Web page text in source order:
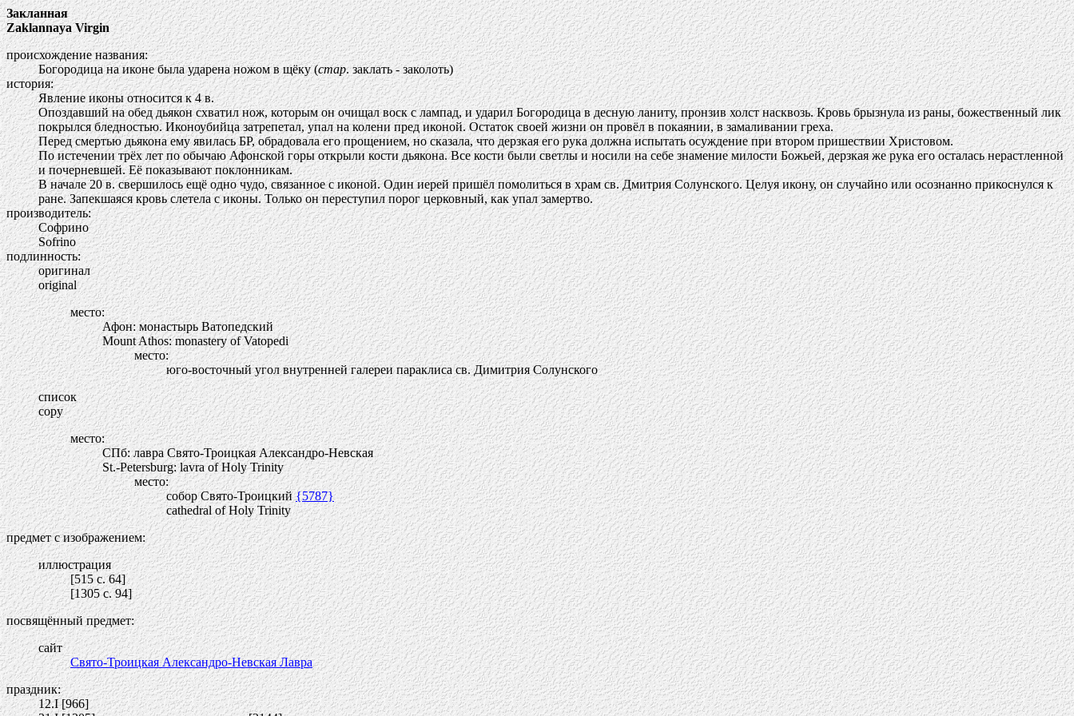
Закланная
Zaklannaya Virgin
происхождение названия:
Богородица на иконе была ударена ножом в щёку (стар. заклать - заколоть)
история:
Явление иконы относится к 4 в.
Опоздавший на обед дьякон схватил нож, которым он очищал воск с лампад, и ударил Богородица в десную ланиту, пронзив холст насквозь. Кровь брызнула из раны, божественный лик
покрылся бледностью. Иконоубийца затрепетал, упал на колени пред иконой. Остаток своей жизни он провёл в покаянии, в замаливании греха.
Перед смертью дьякона ему явилась БР, обрадовала его прощением, но сказала, что дерзкая его рука должна испытать осуждение при втором пришествии Христовом.
По истечении трёх лет по обычаю Афонской горы открыли кости дьякона. Все кости были светлы и носили на себе знамение милости Божьей, дерзкая же рука его осталась нерастленной
и почерневшей. Её показывают поклонникам.
В начале 20 в. свершилось ещё одно чудо, связанное с иконой. Один иерей пришёл помолиться в храм св. Дмитрия Солунского. Целуя икону, он случайно или осознанно прикоснулся к
ране. Запекшаяся кровь слетела с иконы. Только он переступил порог церковный, как упал замертво.
производитель:
Софрино
Sofrino
подлинность:
оригинал
original
место:
Афон: монастырь Ватопедский
Mount Athos: monastery of Vatopedi
место:
юго-восточный угол внутренней галереи параклиса св. Димитрия Солунского
список
copy
место:
СПб: лавра Свято-Троицкая Александро-Невская
St.-Petersburg: lavra of Holy Trinity
место:
собор Свято-Троицкий{5787}
cathedral of Holy Trinity
предмет с изображением:
иллюстрация
[515 c. 64]
[1305 c. 94]
посвящённый предмет:
сайт
Свято-Троицкая Александро-Невская Лавра
праздник:
12.I [966]